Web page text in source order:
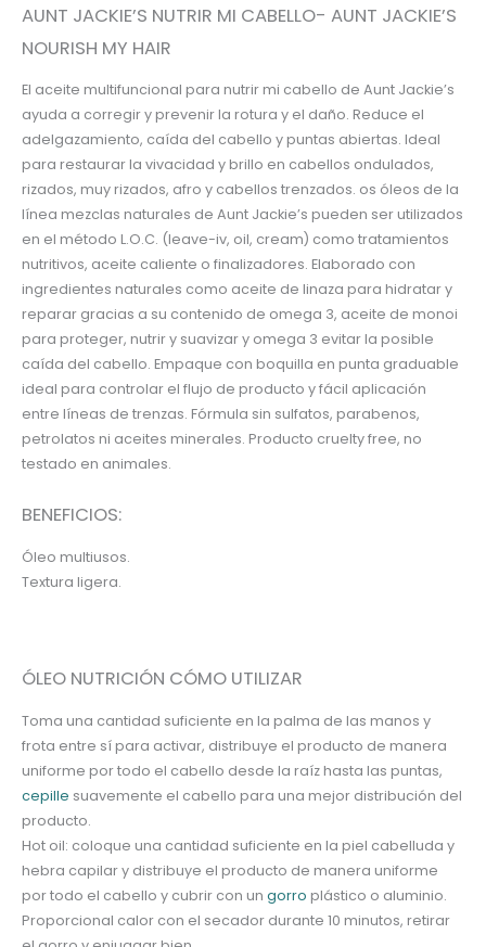
AUNT JACKIE’S NUTRIR MI CABELLO- AUNT JACKIE’S
NOURISH MY HAIR
El aceite multifuncional para nutrir mi cabello de Aunt Jackie’s
ayuda a corregir y prevenir la rotura y el daño. Reduce el
adelgazamiento, caída del cabello y puntas abiertas. Ideal
para restaurar la vivacidad y brillo en cabellos ondulados,
rizados, muy rizados, afro y cabellos trenzados. os óleos de la
línea mezclas naturales de Aunt Jackie’s pueden ser utilizados
en el método L.O.C. (leave-iv, oil, cream) como tratamientos
nutritivos, aceite caliente o finalizadores. Elaborado con
ingredientes naturales como aceite de linaza para hidratar y
reparar gracias a su contenido de omega 3, aceite de monoi
para proteger, nutrir y suavizar y omega 3 evitar la posible
caída del cabello. Empaque con boquilla en punta graduable
ideal para controlar el flujo de producto y fácil aplicación
entre líneas de trenzas. Fórmula sin sulfatos, parabenos,
petrolatos ni aceites minerales. Producto cruelty free, no
testado en animales.
BENEFICIOS:
Óleo multiusos.
Textura ligera.
ÓLEO NUTRICIÓN CÓMO UTILIZAR
Toma una cantidad suficiente en la palma de las manos y
frota entre sí para activar, distribuye el producto de manera
uniforme por todo el cabello desde la raíz hasta las puntas,
cepille suavemente el cabello para una mejor distribución del
producto.
Hot oil: coloque una cantidad suficiente en la piel cabelluda y
hebra capilar y distribuye el producto de manera uniforme
por todo el cabello y cubrir con un gorro plástico o aluminio.
Proporcional calor con el secador durante 10 minutos, retirar